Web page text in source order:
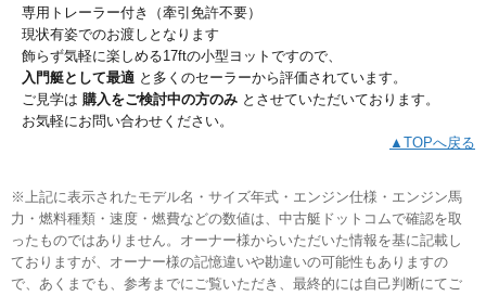
専用トレーラー付き（牽引免許不要）
現状有姿でのお渡しとなります
飾らず気軽に楽しめる17ftの小型ヨットですので、
入門艇として最適 と多くのセーラーから評価されています。
ご見学は 購入をご検討中の方のみ とさせていただいております。
お気軽にお問い合わせください。
▲TOPへ戻る
※上記に表示されたモデル名・サイズ年式・エンジン仕様・エンジン馬
力・燃料種類・速度・燃費などの数値は、中古艇ドットコムで確認を取
ったものではありません。オーナー様からいただいた情報を基に記載し
ておりますが、オーナー様の記憶違いや勘違いの可能性もありますの
で、あくまでも、参考までにご覧いただき、最終的には自己判断にてご